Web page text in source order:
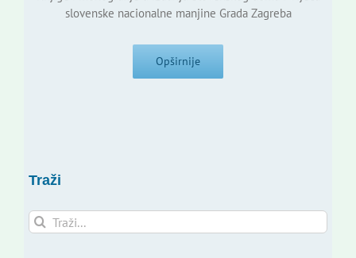
slovenske nacionalne manjine Grada Zagreba
Opširnije
Traži
Traži...